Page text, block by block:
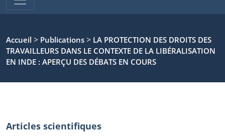
Accueil > Publications > LA PROTECTION DES DROITS DES
TRAVAILLEURS DANS LE CONTEXTE DE LA LIBÉRALISATION
EN INDE : APERÇU DES DÉBATS EN COURS
Articles scientifiques